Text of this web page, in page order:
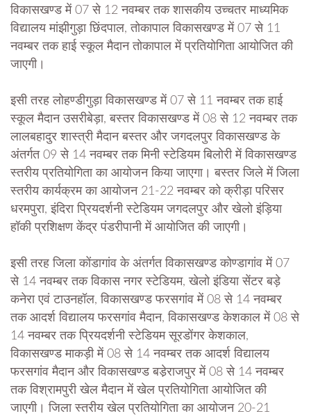
विकासखण्ड में 07 से 12 नवम्बर तक शासकीय उच्चतर माध्यमिक
विद्यालय मांझीगुड़ा छिंदपाल, तोकापाल विकासखण्ड में 07 से 11
नवम्बर तक हाई स्कूल मैदान तोकापाल में प्रतियोगिता आयोजित की
जाएगी।
इसी तरह लोहण्डीगुड़ा विकासखण्ड में 07 से 11 नवम्बर तक हाई
स्कूल मैदान उसरीबेड़ा, बस्तर विकासखण्ड में 08 से 12 नवम्बर तक
लालबहादुर शास्त्री मैदान बस्तर और जगदलपुर विकासखण्ड के
अंतर्गत 09 से 14 नवम्बर तक मिनी स्टेडियम बिलोरी में विकासखण्ड
स्तरीय प्रतियोगिता का आयोजन किया जाएगा। बस्तर जिले में जिला
स्तरीय कार्यक्रम का आयोजन 21-22 नवम्बर को क्रीड़ा परिसर
धरमपुरा, इंदिरा प्रियदर्शनी स्टेडियम जगदलपुर और खेलो इंड़िया
हॉकी प्रशिक्षण केंद्र पंडरीपानी में आयोजित की जाएगी।
इसी तरह जिला कोंडागांव के अंतर्गत विकासखण्ड कोण्डागांव में 07
से 14 नवम्बर तक विकास नगर स्टेडियम, खेलो इंडिया सेंटर बड़े
कनेरा एवं टाउनहॉल, विकासखण्ड फरसगांव में 08 से 14 नवम्बर
तक आदर्श विद्यालय फरसगांव मैदान, विकासखण्ड केशकाल में 08 से
14 नवम्बर तक प्रियदर्शनी स्टेडियम सूरडोंगर केशकाल,
विकासखण्ड माकड़ी में 08 से 14 नवम्बर तक आदर्श विद्यालय
फरसगांव मैदान और विकासखण्ड बडे़राजपुर में 08 से 14 नवम्बर
तक विश्रामपुरी खेल मैदान में खेल प्रतियोगिता आयोजित की
जाएगी। जिला स्तरीय खेल प्रतियोगिता का आयोजन 20-21